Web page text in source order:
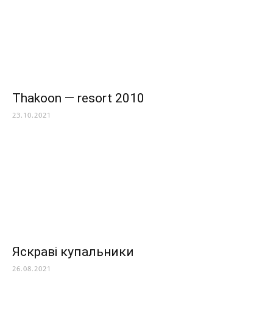
Thakoon — resort 2010
23.10.2021
Яскраві купальники
26.08.2021